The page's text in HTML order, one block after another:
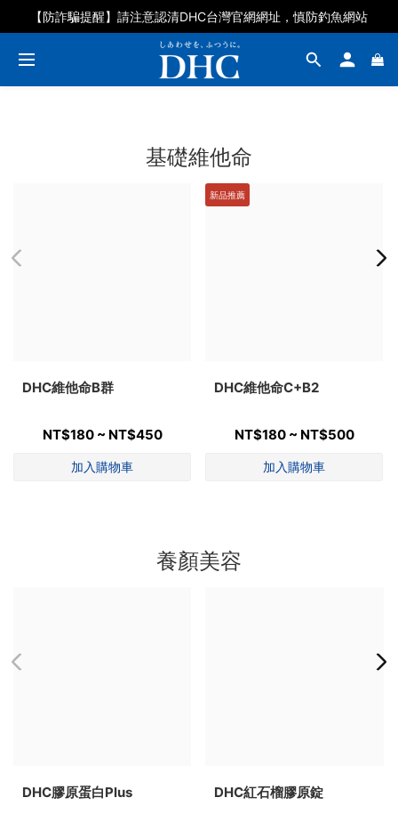
【防詐騙提醒】請注意認清DHC台灣官網網址，慎防釣魚網站
基礎維他命
DHC維他命B群
NT$180 ~ NT$450
新品推薦
DHC維他命C+B2
NT$180 ~ NT$500
養顏美容
DHC膠原蛋白Plus DHC紅石榴膠原錠